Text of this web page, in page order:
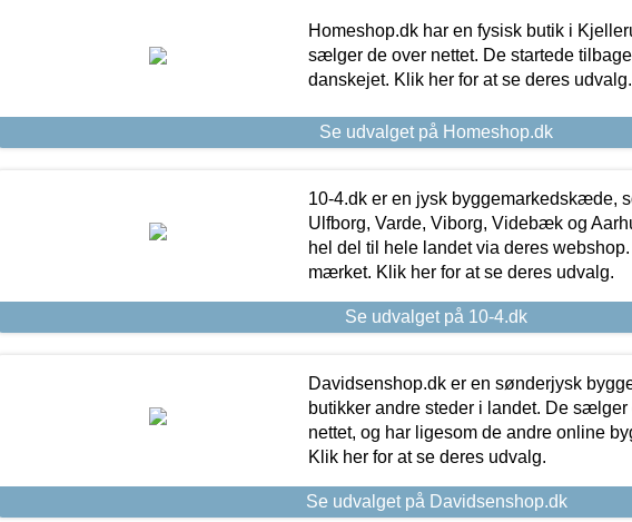
Homeshop.dk har en fysisk butik i
sælger de over nettet. De startede
danskejet. Klik her for at se deres udvalg.
Se udvalget på Homeshop.dk
10-4.dk er en jysk byggemarkedskæde,
Ulfborg, Varde, Viborg, Videbæk og
hel del til hele landet via deres
mærket. Klik her for at se deres udvalg.
Se udvalget på 10-4.dk
Davidsenshop.dk er en sønderjysk
butikker andre steder i landet. De
nettet, og har ligesom de andre online
Klik her for at se deres udvalg.
Se udvalget på Davidsenshop.dk